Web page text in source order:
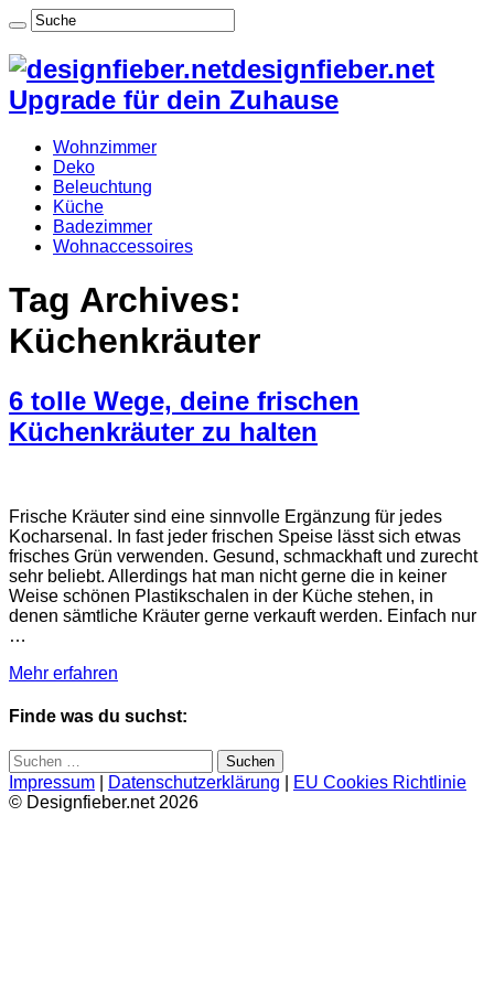
designfieber.net
Upgrade für dein Zuhause
Wohnzimmer
Deko
Beleuchtung
Küche
Badezimmer
Wohnaccessoires
Tag Archives:
Küchenkräuter
6 tolle Wege, deine frischen
Küchenkräuter zu halten
Frische Kräuter sind eine sinnvolle Ergänzung für jedes
Kocharsenal. In fast jeder frischen Speise lässt sich etwas
frisches Grün verwenden. Gesund, schmackhaft und zurecht
sehr beliebt. Allerdings hat man nicht gerne die in keiner
Weise schönen Plastikschalen in der Küche stehen, in
denen sämtliche Kräuter gerne verkauft werden. Einfach nur
…
Mehr erfahren
Finde was du suchst:
Suchen
nach:
Impressum Datenschutzerklärung
EU Cookies Richtlinie
© Designfieber.net 2026